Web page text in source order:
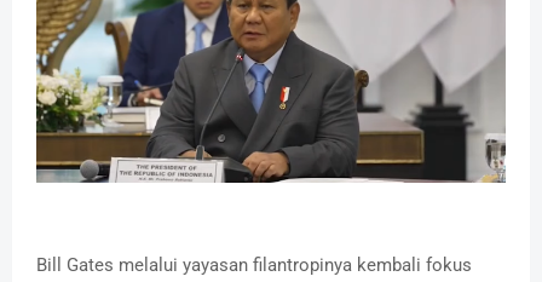
Bill Gates melalui yayasan filantropinya kembali fokus